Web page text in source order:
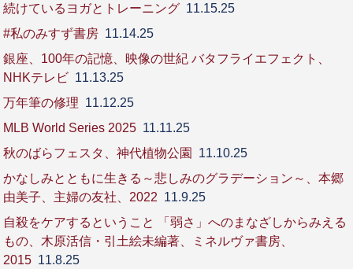
続けているヨガとトレーニング 11.15.25
#私のみすず書房 11.14.25
銀座、100年の記憶、映像の世紀 バタフライエフェクト、
NHKテレビ 11.13.25
万年筆の修理 11.12.25
MLB World Series 2025 11.11.25
秋のばらフェスタ、神代植物公園
11.10.25
かなしみとともに生きる～悲しみのグラデーション～、本郷
由美子、主婦の友社、2022 11.9.25
自殺をケアするということ 「弱さ」へのまなざしからみえる
もの、木原活信・引土絵未編著、ミネルヴァ書房、
2015 11.8.25